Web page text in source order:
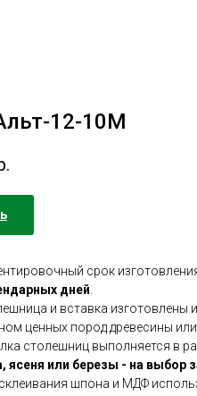
12-10М
срок
дней.
и вставка
ценных пород древесины
столешниц выполняется в
ясеня или березы - на выбор
шпона и МДФ